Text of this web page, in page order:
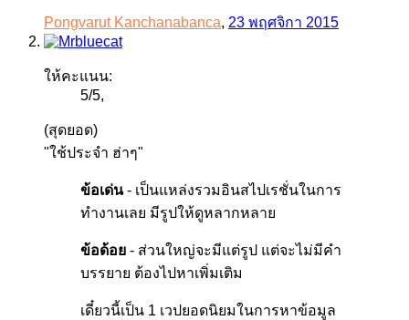
Pongvarut Kanchanabanca, 23 พฤศจิกา 2015
ให้คะแนน:
5/5,
(สุดยอด)
"ใช้ประจำ ฮ่าๆ"
ข้อเด่น- เป็นแหล่งรวมอินสไปเรชั่นในการ
ทำงานเลย มีรูปให้ดูหลากหลาย
ข้อด้อย - ส่วนใหญ่จะมีแต่รูป แต่จะไม่มีคำ
บรรยาย ต้องไปหาเพิ่มเติม
เดี๋ยวนี้เป็น 1 เวปยอดนิยมในการหาข้อมูล